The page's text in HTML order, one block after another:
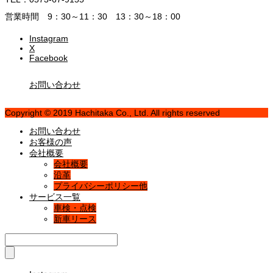
営業時間 9：30～11：30 13：30～18：00
Instagram
X
Facebook
お問い合わせ
Copyright © 2019 Hachitaka Co., Ltd. All rights reserved
お問い合わせ
お客様の声
会社概要
会社概要
沿革
プライバシーポリシー他
サービス一覧
車検・点検
新車リース